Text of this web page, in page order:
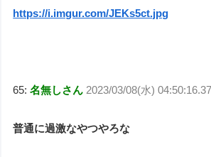
https://i.imgur.com/JEKs5ct.jpg
65:名無しさん 2023/03/08(水)
普通に過激なやつやろな